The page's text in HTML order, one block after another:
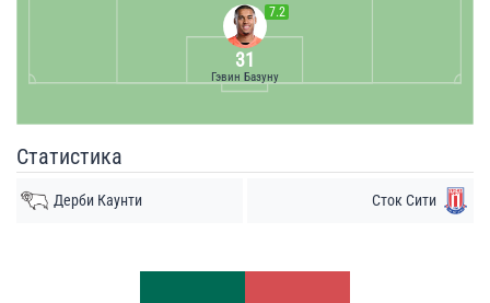
7.2
31
Гэвин Базуну
Статистика
Дерби Каунти Сток Сити